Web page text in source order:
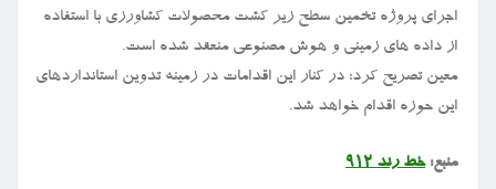
اجرای پروژه تخمین سطح زیر کشت محصولات کشاورزی با استفاده
از داده های زمینی و هوش مصنوعی منعقد شده است.
معین تصریح کرد: در کنار این اقدامات در زمینه تدوین استانداردهای
این حوزه اقدام خواهد شد.
منبع:خط رند ۹۱۲